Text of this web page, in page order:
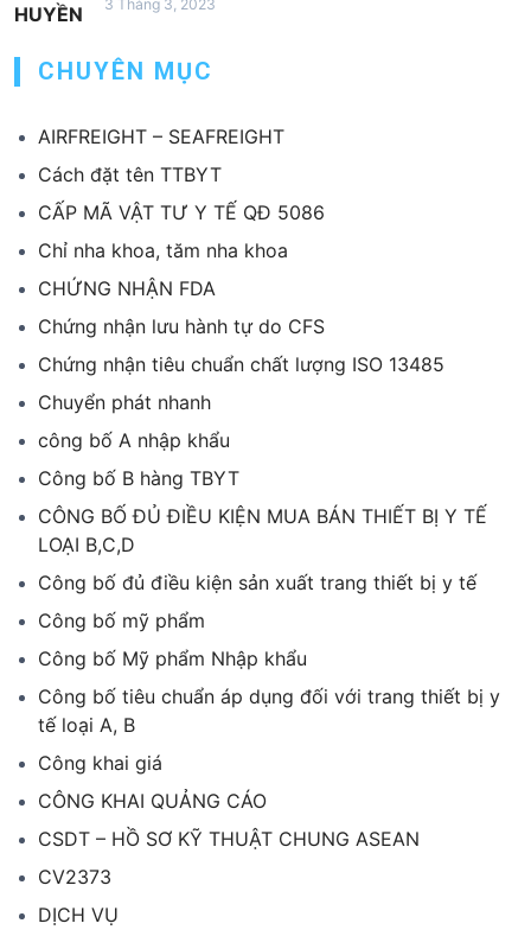
3 Tháng 3, 2023
CHUYÊN MỤC
AIRFREIGHT – SEAFREIGHT
Cách đặt tên TTBYT
CẤP MÃ VẬT TƯ Y TẾ QĐ 5086
Chỉ nha khoa, tăm nha khoa
CHỨNG NHẬN FDA
Chứng nhận lưu hành tự do CFS
Chứng nhận tiêu chuẩn chất lượng ISO 13485
Chuyển phát nhanh
công bố A nhập khẩu
Công bố B hàng TBYT
CÔNG BỐ ĐỦ ĐIỀU KIỆN MUA BÁN THIẾT BỊ Y TẾ
LOẠI B,C,D
Công bố đủ điều kiện sản xuất trang thiết bị y tế
Công bố mỹ phẩm
Công bố Mỹ phẩm Nhập khẩu
Công bố tiêu chuẩn áp dụng đối với trang thiết bị y
tế loại A, B
Công khai giá
CÔNG KHAI QUẢNG CÁO
CSDT – HỒ SƠ KỸ THUẬT CHUNG ASEAN
CV2373
DỊCH VỤ